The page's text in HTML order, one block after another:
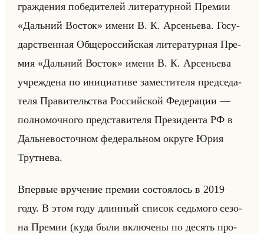
граж­де­ния по­бе­ди­те­лей ли­те­ра­тур­ной Пре­мии
«Дальний Восток» имени В. К. Ар­се­нье­ва. Го­су­
дар­ствен­ная Об­ще­рос­сийская ли­те­ра­тур­ная Пре­
мия «Дальний Восток» имени В. К. Ар­се­нье­ва
учре­жде­на по ини­ци­ати­ве за­ме­сти­те­ля пред­се­да­
те­ля Пра­ви­тельства Рос­сийской Фе­де­ра­ции —
пол­но­моч­но­го пред­ста­ви­те­ля Пре­зи­ден­та РФ в
Дальне­во­сточ­ном фе­де­ральном окру­ге Юрия
Трут­не­ва.
Впер­вые вру­че­ние пре­мии со­сто­ялось в 2019
году. В этом году длин­ный спи­сок седьмо­го се­зо­
на Пре­мии (куда были вклю­че­ны по де­сять про­